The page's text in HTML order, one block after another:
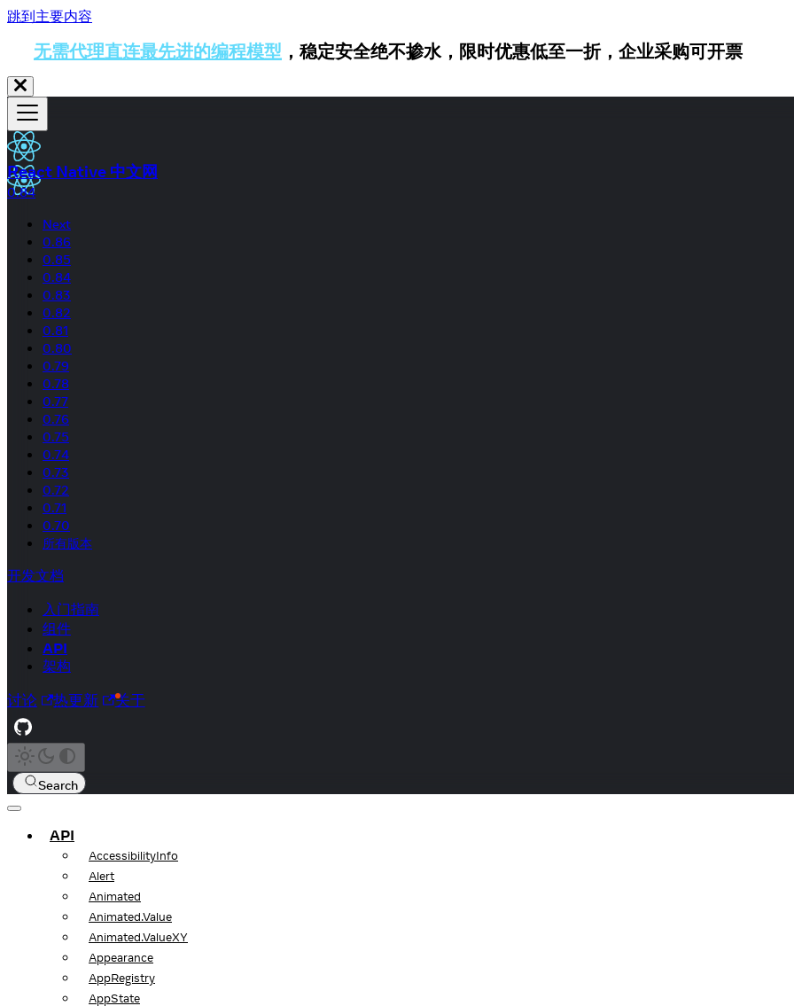
跳到主要内容
无需代理直连最先进的编程模型 ，稳定安全绝不掺水，限时优惠低至一折，企业采购可开票
React Native 中文网
0.84
Next
0.86
0.85
0.84
0.83
0.82
0.81
0.80
0.79
0.78
0.77
0.76
0.75
0.74
0.73
0.72
0.71
0.70
所有版本
开发文档
入门指南
组件
API
架构
讨论 热更新 关于
Search
API
AccessibilityInfo
Alert
Animated
Animated.Value
Animated.ValueXY
Appearance
AppRegistry
AppState